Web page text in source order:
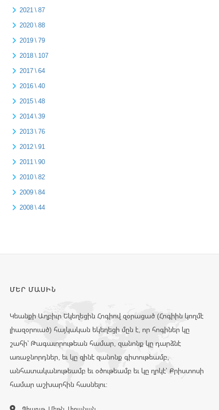
2021 \ 87
2020 \ 88
2019 \ 79
2018 \ 107
2017 \ 64
2016 \ 40
2015 \ 48
2014 \ 39
2013 \ 76
2012 \ 91
2011 \ 90
2010 \ 82
2009 \ 84
2008 \ 44
ՄԵՐ ՄԱՍԻՆ
Կեանքի Աղբիւր Եկեղեցին Հոգիով զօրացած (Հոգիին կողմէ
լիազօրուած) հայկական եկեղեցի մըն է, որ հոգիներ կը
շահի՝ Թագաւորութեան համար, զանոնք կը դարձնէ
առաջնորդներ, եւ կը զինէ զանոնք գիտութեամբ,
անհատականութեամբ եւ օծութեամբ եւ կը ղրկէ՝ Քրիստոսի
համար աշխարհին հասնելու: